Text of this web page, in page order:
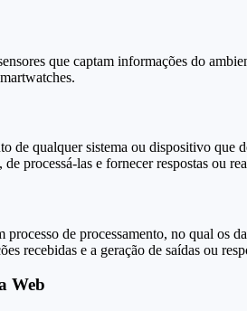
que captam informações do
de qualquer sistema ou dispositivo que
processá-las e fornecer respostas ou
de processamento, no qual os
recebidas e a geração de saídas ou
Web